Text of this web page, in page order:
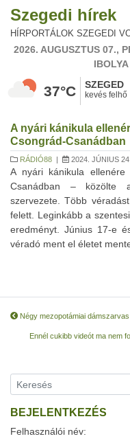
Szegedi hírek
HÍRPORTÁLOK SZEGEDI
2026. AUGUSZTUS 07.,
37°C SZEGED
kevés felhő
A nyári kánikula
Csongrád-Csanádban
RÁDIÓ88 | 2024. JÚNIUS
A nyári kánikula ellenére
Csanádban – közölte
szervezete. Több
felett. Leginkább a
eredményt. Június 17-e
véradó ment el életet
Négy mezopotámiai
Ennél cukibb videót ma nem
BEJELENTKEZÉS
Felhasználói név: